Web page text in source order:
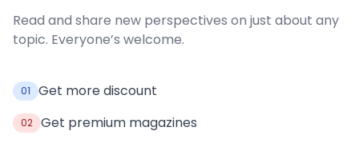
Read and share new perspectives on just about any
topic. Everyone’s welcome.
01 Get more discount
02 Get premium magazines